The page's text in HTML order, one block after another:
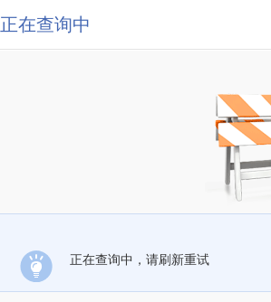
正在查询中
正在查询中，请刷新重试